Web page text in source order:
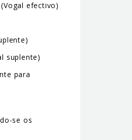
efectivo)
suplente)
para
se os